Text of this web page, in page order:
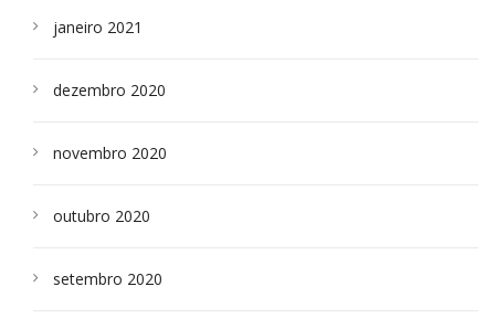
janeiro 2021
dezembro 2020
novembro 2020
outubro 2020
setembro 2020